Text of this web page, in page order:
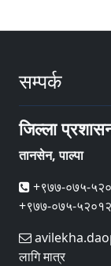
सम्पर्क
जिल्ला
तानसेन, पाल्पा
+९७७-०७५-
+९७७-०७५-
लागि मात्र